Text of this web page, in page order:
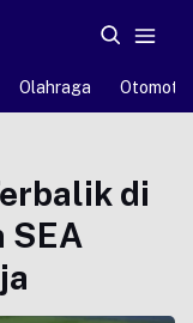
Olahraga Otomotif
di
SEA